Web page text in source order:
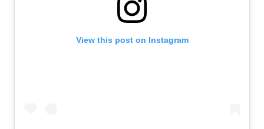
View this post on Instagram